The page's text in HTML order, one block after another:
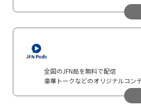
全国のJFN局を無料で配信
豪華トークなどのオリジナルコン